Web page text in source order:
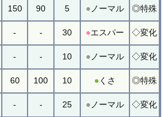
150 90 5 ● ノーマル ◎特殊
- - 30 ●エスパー ◇変化
- - 10 ● ノーマル ◇変化
60 100 10 ●くさ ◎特殊
- - 25 ● ノーマル ◇変化